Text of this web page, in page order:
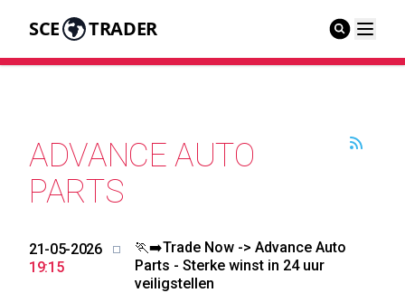
SCE TRADER
ADVANCE AUTO
PARTS
21-05-2026
19:15
🏃‍➡️Trade Now -> Advance Auto
Parts - Sterke winst in 24 uur
veiligstellen